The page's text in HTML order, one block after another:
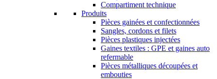
Compartiment technique
Produits
Pièces gainées et confectionnées
Sangles, cordons et filets
Pièces plastiques injectées
Gaines textiles : GPE et gaines auto
refermable
Pièces métalliques découpées et
embouties